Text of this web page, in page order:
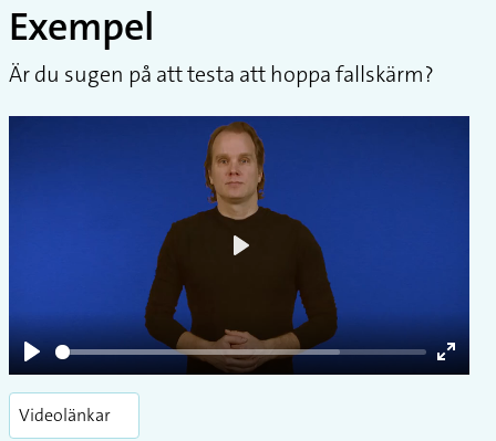
Exempel
Är du sugen på att testa att hoppa fallskärm?
Play
Enter
Videolänkar